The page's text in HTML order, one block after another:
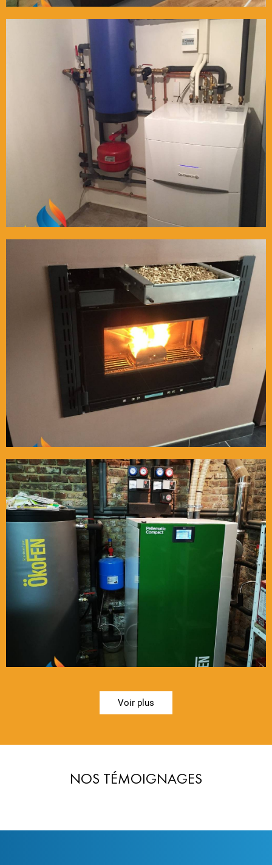
Voir plus
NOS TÉMOIGNAGES